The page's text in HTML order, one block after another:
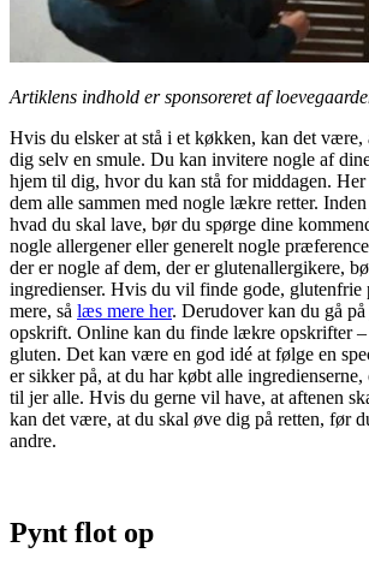
Artiklens indhold er sponsoreret af
Hvis du elsker at stå i et køkken, kan det være,
dig selv en smule. Du kan invitere nogle af
hjem til dig, hvor du kan stå for middagen.
dem alle sammen med nogle lækre retter.
hvad du skal lave, bør du spørge dine
nogle allergener eller generelt nogle
der er nogle af dem, der er glutenallergikere,
ingredienser. Hvis du vil finde gode, glutenfrie
mere, så læs mere her. Derudover kan du gå
opskrift. Online kan du finde lækre opskrifter –
gluten. Det kan være en god idé at følge en
er sikker på, at du har købt alle
til jer alle. Hvis du gerne vil have, at aftenen
kan det være, at du skal øve dig på retten, før
andre.
Pynt flot op